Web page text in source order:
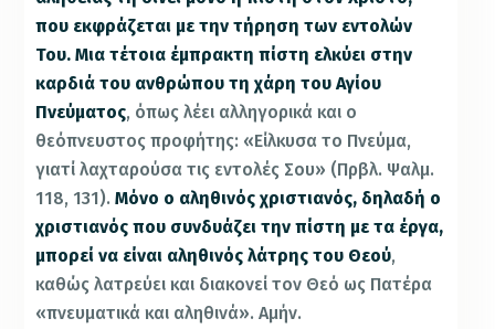
που εκφράζεται με την τήρηση των εντολών
Του. Μια τέτοια έμπρακτη πίστη ελκύει στην
καρδιά του ανθρώπου τη χάρη του Αγίου
Πνεύματος, όπως λέει αλληγορικά και ο
θεόπνευστος προφήτης: «Είλκυσα το Πνεύμα,
γιατί λαχταρούσα τις εντολές Σου» (Πρβλ. Ψαλμ.
118, 131).Μόνο ο αληθινός χριστιανός, δηλαδή ο
χριστιανός που συνδυάζει την πίστη με τα έργα,
μπορεί να είναι αληθινός λάτρης του Θεού,
καθώς λατρεύει και διακονεί τον Θεό ως Πατέρα
«πνευματικά και αληθινά». Αμήν.